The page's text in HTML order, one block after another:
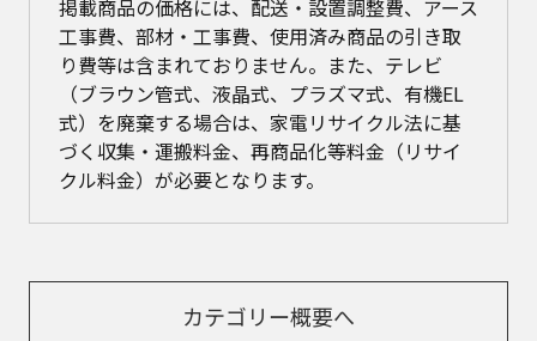
掲載商品の価格には、配送・設置調整費、アース
工事費、部材・工事費、使用済み商品の引き取
り費等は含まれておりません。また、テレビ
（ブラウン管式、液晶式、プラズマ式、有機EL
式）を廃棄する場合は、家電リサイクル法に基
づく収集・運搬料金、再商品化等料金（リサイ
クル料金）が必要となります。
カテゴリー概要へ